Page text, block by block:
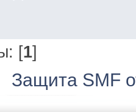
[1]
Защита SMF